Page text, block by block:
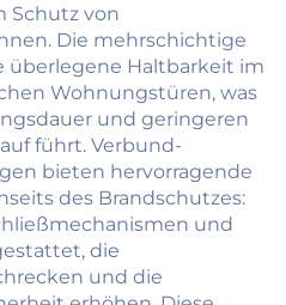
Schutz von
Die mehrschichtige
Haltbarkeit im
Wohnungstüren, was
und geringeren
führt. Verbund-
bieten hervorragende
des Brandschutzes:
und
die
und die